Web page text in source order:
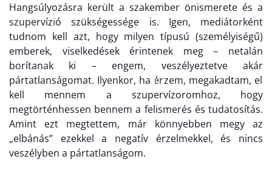
Hangsúlyozásra került a szakember önismerete és a
szupervízió szükségessége is. Igen, mediátorként
tudnom kell azt, hogy milyen típusú (személyiségű)
emberek, viselkedések érintenek meg – netalán
borítanak ki – engem, veszélyeztetveakár
pártatlanságomat. Ilyenkor, ha érzem, megakadtam, el
kell mennem a szupervízoromhoz, hogy
megtörténhessen bennema felismerés és tudatosítás.
Amint ezt megtettem, már könnyebben megy az
„elbánás” ezekkel a negatív érzelmekkel, és nincs
veszélyben a pártatlanságom.